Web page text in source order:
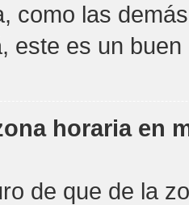
como las
este es un
horaria en
de que de la